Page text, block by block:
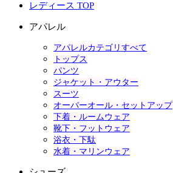
レディース TOP
アパレル
アパレルカテゴリすべて
トップス
パンツ
ジャケット・アウター
スーツ
オーバーオール・セットアップ
下着・ルームウェア
靴下・フットウェア
浴衣・下駄
水着・マリンウェア